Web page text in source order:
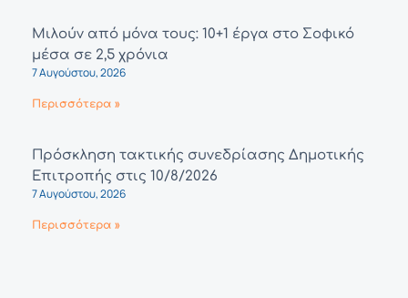
Μιλούν από μόνα τους: 10+1 έργα στο Σοφικό
μέσα σε 2,5 χρόνια
7 Αυγούστου, 2026
Περισσότερα »
Πρόσκληση τακτικής συνεδρίασης Δημοτικής
Επιτροπής στις 10/8/2026
7 Αυγούστου, 2026
Περισσότερα »